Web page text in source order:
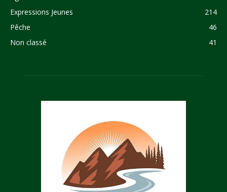
Expressions Jeunes
214
Pêche
46
Non classé
41